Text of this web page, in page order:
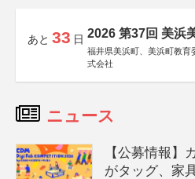
あと 33 日 2026 第37回 美浜
福井県美浜町、美浜町教育
式会社
ニュース
【公募情報】
がタッグ、家